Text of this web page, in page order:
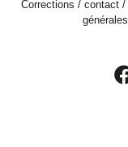
Corrections / contact /
générales